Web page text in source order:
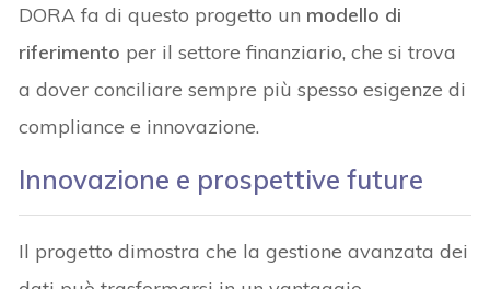
DORA fa di questo progetto un modello di
riferimento per il settore finanziario, che si trova
a dover conciliare sempre più spesso esigenze di
compliance e innovazione.
Innovazione e prospettive future
Il progetto dimostra che la gestione avanzata dei